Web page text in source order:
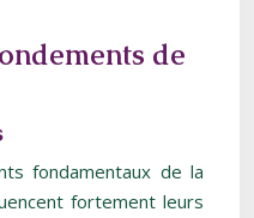
de
fondamentaux de la
fortement leurs